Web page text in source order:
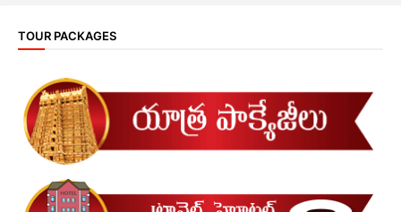
TOUR PACKAGES